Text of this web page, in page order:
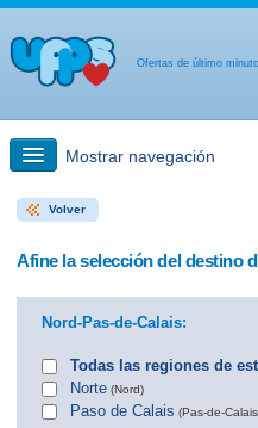
Ofertas de último
Mostrar navegación
búsqueda rápida
otro país
Volver
Afine la selección del destino
Nord-Pas-de-Calais:
Todas las regiones de
Norte (Nord)
Paso de Calais (Pas-de-